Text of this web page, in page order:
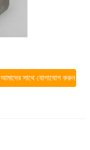
আমাদের সাথে যোগাযোগ করুন